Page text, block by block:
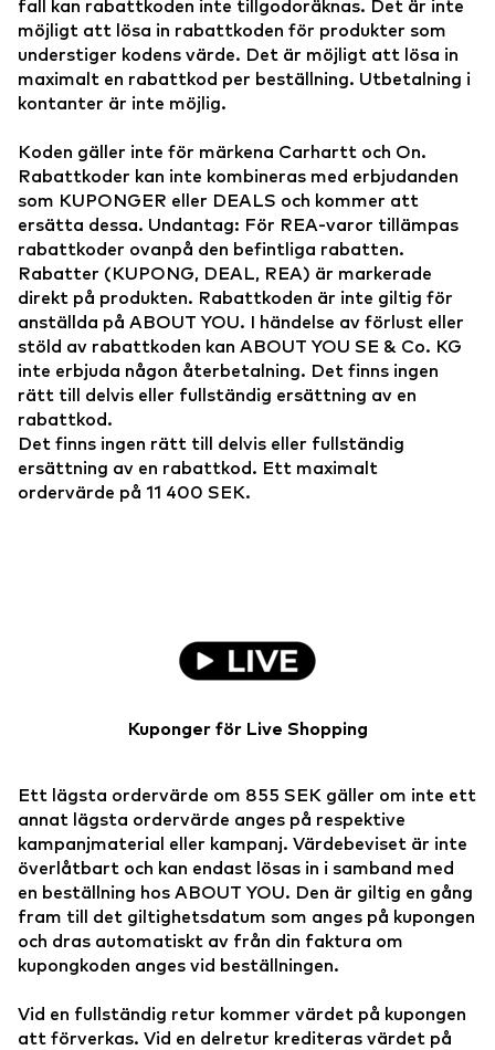
fall kan rabattkoden inte tillgodoräknas. Det är inte
möjligt att lösa in rabattkoden för produkter som
understiger kodens värde. Det är möjligt att lösa in
maximalt en rabattkod per beställning. Utbetalning i
kontanter är inte möjlig.
Koden gäller inte för märkena Carhartt och On.
Rabattkoder kan inte kombineras med erbjudanden
som KUPONGER eller DEALS och kommer att
ersätta dessa. Undantag: För REA-varor tillämpas
rabattkoder ovanpå den befintliga rabatten.
Rabatter (KUPONG, DEAL, REA) är markerade
direkt på produkten. Rabattkoden är inte giltig för
anställda på ABOUT YOU. I händelse av förlust eller
stöld av rabattkoden kan ABOUT YOU SE & Co. KG
inte erbjuda någon återbetalning. Det finns ingen
rätt till delvis eller fullständig ersättning av en
rabattkod.
Det finns ingen rätt till delvis eller fullständig
ersättning av en rabattkod. Ett maximalt
ordervärde på 11 400 SEK.
Kuponger för Live Shopping
Ett lägsta ordervärde om 855 SEK gäller om inte ett
annat lägsta ordervärde anges på respektive
kampanjmaterial eller kampanj. Värdebeviset är inte
överlåtbart och kan endast lösas in i samband med
en beställning hos ABOUT YOU. Den är giltig en gång
fram till det giltighetsdatum som anges på kupongen
och dras automatiskt av från din faktura om
kupongkoden anges vid beställningen.
Vid en fullständig retur kommer värdet på kupongen
att förverkas. Vid en delretur krediteras värdet på